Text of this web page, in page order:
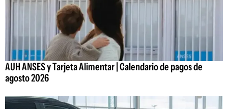
AUH ANSES y Tarjeta Alimentar | Calendario de pagos de
agosto 2026